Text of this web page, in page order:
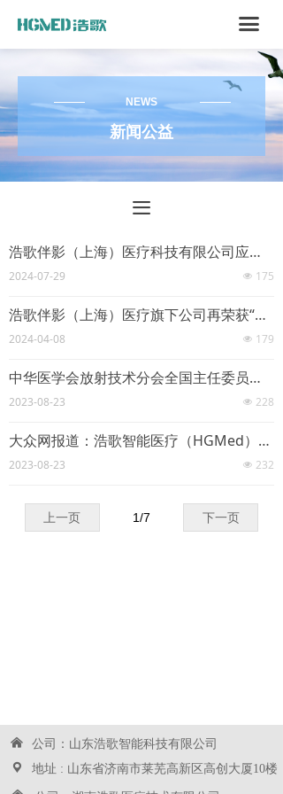
끀
끀
浩歌伴影（上海）医疗科技有限公司应邀至齐鲁师范学院交流合作
넶 175
2024-07-29
浩歌伴影（上海）医疗旗下公司再荣获“国家高新企业”认定，科技创新再添新篇章
넶 179
2024-04-08
中华医学会放射技术分会全国主任委员马新武莅临浩歌智能医疗，共谋放射技术发展
넶 228
2023-08-23
大众网报道：浩歌智能医疗（HGMed）赞助中国药科大学篮球联赛，促进校友交流和健康生活
넶 232
2023-08-23
上一页 下一页
1/7
新闻公益
NEWS
낀
끇
公司：山东浩歌智能科技有限公司
地址 : 山东省济南市莱芜高新区高创大厦10楼